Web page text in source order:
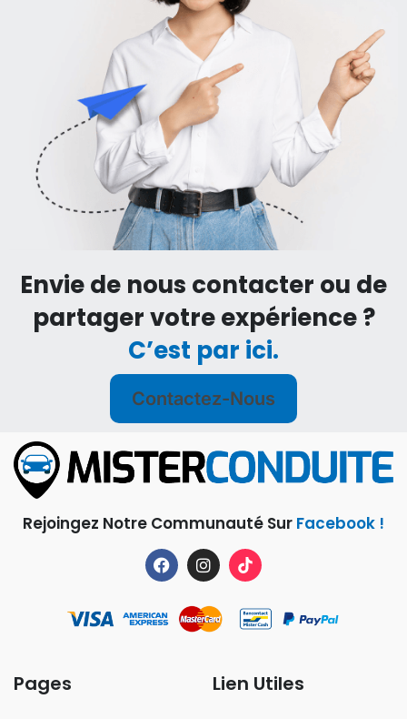
Envie de nous contacter ou de
partager votre expérience ?
C’est par ici.
Contactez-Nous
Rejoingez Notre Communauté Sur Facebook !
Pages Lien Utiles